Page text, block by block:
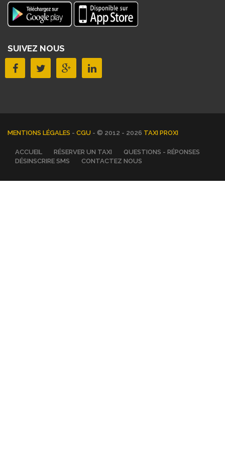
SUIVEZ NOUS
MENTIONS LÉGALES - CGU - © 2012 - 2026 TAXI PROXI
ACCUEIL RÉSERVER UN TAXI
QUESTIONS - RÉPONSES
DÉSINSCRIRE SMS
CONTACTEZ NOUS